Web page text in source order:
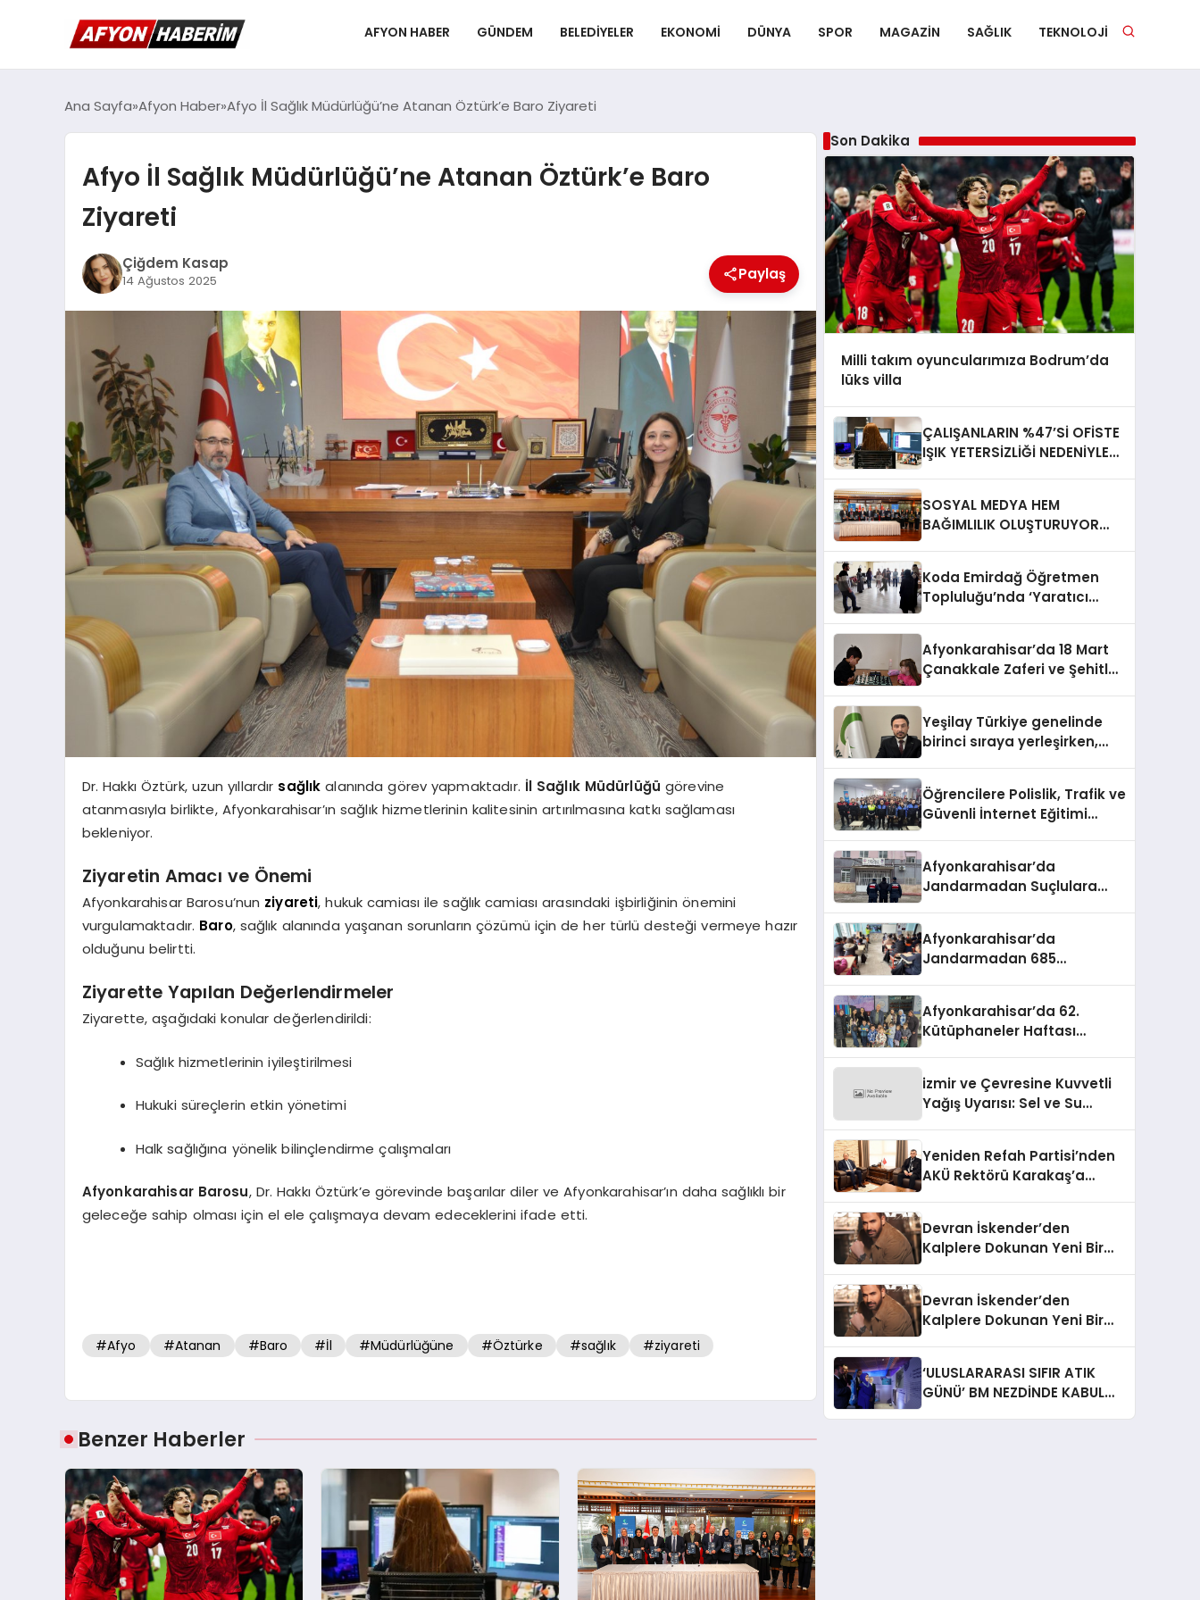
AFYON HABER GÜNDEM BELEDIYELER EKONOMI DÜNYA SPOR MAGAZIN SAĞLIK TEKNOLOJI
Ana Sayfa Afyon Haber Afyo İl Sağlık Müdürlüğü’ne Atanan Öztürk’e Baro Ziyareti
Afyo İl Sağlık Müdürlüğü’ne Atanan Öztürk’e Baro
Ziyareti
Çiğdem Kasap
14 Ağustos 2025 Paylaş
Dr. Hakkı Öztürk, uzun yıllardır sağlık alanında görev yapmaktadır. İl Sağlık Müdürlüğü görevine
atanmasıyla birlikte, Afyonkarahisar’ın sağlık hizmetlerinin kalitesinin artırılmasına katkı sağlaması
bekleniyor.
Ziyaretin Amacı ve Önemi
Afyonkarahisar Barosu’nun ziyareti, hukuk camiası ile sağlık camiası arasındaki işbirliğinin önemini
vurgulamaktadır. Baro, sağlık alanında yaşanan sorunların çözümü için de her türlü desteği vermeye hazır
olduğunu belirtti.
Ziyarette Yapılan Değerlendirmeler
Ziyarette, aşağıdaki konular değerlendirildi:
Sağlık hizmetlerinin iyileştirilmesi
Hukuki süreçlerin etkin yönetimi
Halk sağlığına yönelik bilinçlendirme çalışmaları
Afyonkarahisar Barosu, Dr. Hakkı Öztürk’e görevinde başarılar diler ve Afyonkarahisar’ın daha sağlıklı bir
geleceğe sahip olması için el ele çalışmaya devam edeceklerini ifade etti.
#Afyo #Atanan #Baro #İl #Müdürlüğüne #Öztürke #sağlık #ziyareti
Benzer Haberler
Son Dakika
Milli takım oyuncularımıza Bodrum’da
lüks villa
ÇALIŞANLARIN %47’Sİ OFİSTE
IŞIK YETERSİZLİĞİ NEDENİYLE
SOSYAL MEDYA HEM
BAĞIMLILIK OLUŞTURUYOR
Koda Emirdağ Öğretmen
Topluluğu’nda ‘Yaratıcı
Afyonkarahisar’da 18 Mart
Çanakkale Zaferi ve Şehitleri
Yeşilay Türkiye genelinde
birinci sıraya yerleşirken,
Öğrencilere Polislik, Trafik ve
Güvenli İnternet Eğitimi
Afyonkarahisar’da
Jandarmadan Suçlulara
Afyonkarahisar’da
Jandarmadan 685
Afyonkarahisar’da 62.
Kütüphaneler Haftası
izmir ve Çevresine Kuvvetli
Yağış Uyarısı: Sel ve Su
Yeniden Refah Partisi’nden
AKÜ Rektörü Karakaş’a
Devran İskender’den
Kalplere Dokunan Yeni Bir
Devran İskender’den
Kalplere Dokunan Yeni Bir
‘ULUSLARARASI SIFIR ATIK
GÜNÜ’ BM NEZDİNDE KABUL